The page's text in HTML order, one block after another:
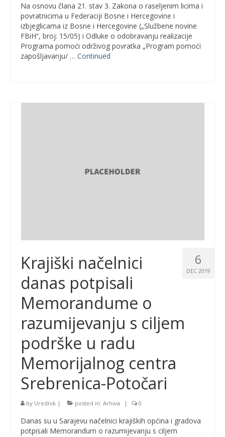
Na osnovu člana 21. stav 3. Zakona o raseljenim licima i
povratnicima u Federaciji Bosne i Hercegovine i
izbjeglicama iz Bosne i Hercegovine („Službene novine
FBiH“, broj: 15/05) i Odluke o odobravanju realizacije
Programa pomoći održivog povratka „Program pomoći
zapošljavanju/ … Continued
6
DEC 2019
Krajiški načelnici
danas potpisali
Memorandume o
razumijevanju s ciljem
podrške u radu
Memorijalnog centra
Srebrenica-Potočari
by Urednik | posted in: Arhiva | 0
Danas su u Sarajevu načelnici krajiških općina i gradova
potpisali Memorandum o razumijevanju s ciljem